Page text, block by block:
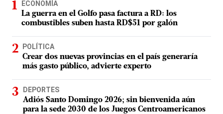
ECONOMÍA
La guerra en el Golfo pasa factura a RD: los
combustibles suben hasta RD$51 por galón
POLÍTICA
Crear dos nuevas provincias en el país generaría
más gasto público, advierte experto
DEPORTES
Adiós Santo Domingo 2026; sin bienvenida aún
para la sede 2030 de los Juegos Centroamericanos